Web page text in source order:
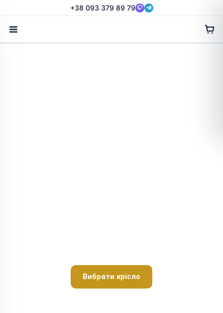
+38 093 379 89 79
вмісту
Вибрати крісло